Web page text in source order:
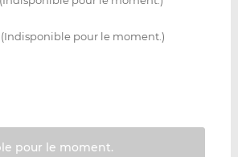
(Indisponible pour le moment.)
pour le moment.